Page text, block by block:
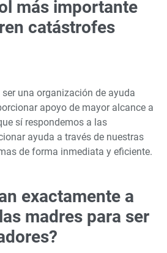
más importante
catástrofes
una organización de ayuda
apoyo de mayor alcance a
sí respondemos a las
ayuda a través de nuestras
de forma inmediata y eficiente.
exactamente a
madres para ser